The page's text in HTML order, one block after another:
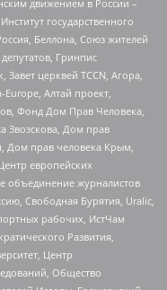
движением в России –
государственного
Беллона, Союз жителей
Гринпис
церквей TCCN, Агора,
Алтай проект,
Фонд Дом Прав Человека,
Звозскова, Дом прав
Дом прав человека Крым,
европейских
объединение журналистов
Свободная Бурятия, Uralic,
рабочих, ИстЧам
Развития,
Центр
Общество